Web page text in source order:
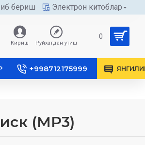
бериш Электрон китоблар
Кириш Рўйхатдан ўтиш
0
+998712175999
(МР3)